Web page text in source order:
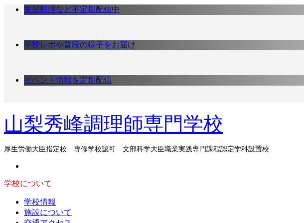
実習料理など不定期配信中
学校レポや普段の様子をお届け
イベント情報を定期配信
山梨秀峰調理師専門学校
厚生労働大臣指定校 専修学校認可 文部科学大臣職業実践専門課程認定学科設置校
学校について
学校情報
施設について